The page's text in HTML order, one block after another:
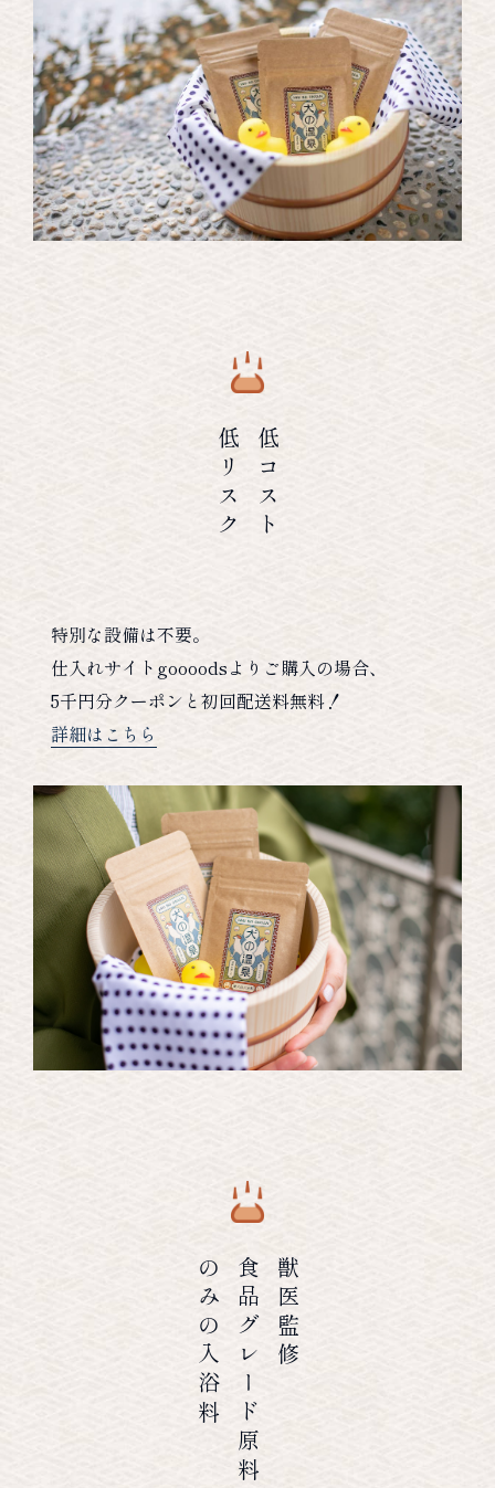
低コスト
低リスク
特別な設備は不要。
仕入れサイトgoooodsよりご購入の場合、
5千円分クーポンと初回配送料無料！
詳細はこちら
獣医監修
食品グレード原料
のみの入浴料